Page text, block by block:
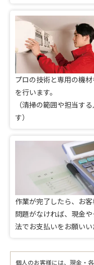
プロの技術と専用の機
を行います。
（清掃の範囲や担当す
す）
作業が完了したら、お
問題がなければ、現金
法でお支払いをお願いい
個人のお客様には、現金・